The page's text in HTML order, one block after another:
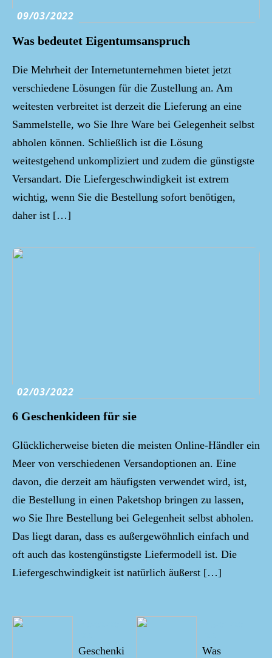
09/03/2022
Was bedeutet Eigentumsanspruch
Die Mehrheit der Internetunternehmen bietet jetzt
verschiedene Lösungen für die Zustellung an. Am
weitesten verbreitet ist derzeit die Lieferung an eine
Sammelstelle, wo Sie Ihre Ware bei Gelegenheit selbst
abholen können. Schließlich ist die Lösung
weitestgehend unkompliziert und zudem die günstigste
Versandart. Die Liefergeschwindigkeit ist extrem
wichtig, wenn Sie die Bestellung sofort benötigen,
daher ist […]
02/03/2022
6 Geschenkideen für sie
Glücklicherweise bieten die meisten Online-Händler ein
Meer von verschiedenen Versandoptionen an. Eine
davon, die derzeit am häufigsten verwendet wird, ist,
die Bestellung in einen Paketshop bringen zu lassen,
wo Sie Ihre Bestellung bei Gelegenheit selbst abholen.
Das liegt daran, dass es außergewöhnlich einfach und
oft auch das kostengünstigste Liefermodell ist. Die
Liefergeschwindigkeit ist natürlich äußerst […]
Geschenki
Was